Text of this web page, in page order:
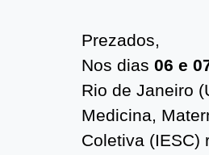
Prezados,
Nos dias 06 e
Rio de Janeiro
Medicina,
Coletiva (IESC)